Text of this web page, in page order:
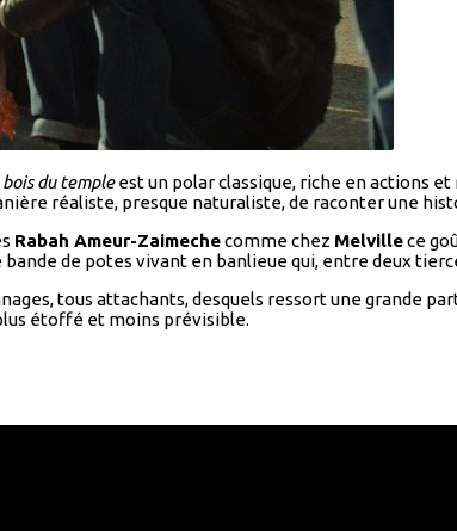
bois du templeest un polar classique, riche en actions
réaliste, presque naturaliste, de raconter une
Rabah Ameur-Zaimechecomme chez Melvillece
de potes vivant en banlieue qui, entre deux
tous attachants, desquels ressort une grande
étoffé et moins prévisible.